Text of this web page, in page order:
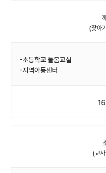
(찾아
-초등학교 돌봄교실
-지역아동센터
(교